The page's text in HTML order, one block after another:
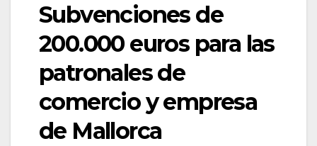
Subvenciones de
200.000 euros para las
patronales de
comercio y empresa
de Mallorca